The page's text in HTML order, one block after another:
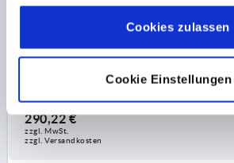
gesammelt haben.Cookie Richtlinien
Datenschutz|AGB
Cookies zulassen
Cookie Einstellungen
BEFESTIGUNGSBOHRUNG=M8X25
TRAGKRAFT N =1000
B=48 H=80
K0652.400301
290,22 €
zzgl. MwSt.
zzgl. Versandkosten